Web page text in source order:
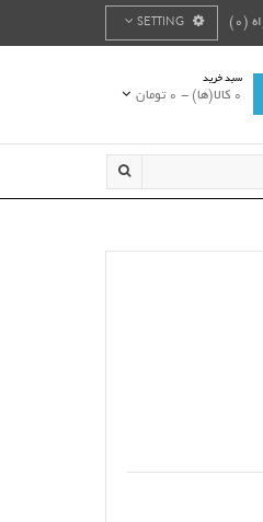
(0)
SETTING
سبد خرید
0 کالا(ها) - 0 تومان